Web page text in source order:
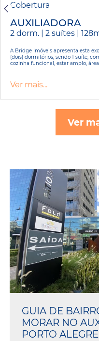
Cobertura
AUXILIADORA
2 dorm. | 2 suítes |
A Bridge Imóveis apresenta esta
(dois) dormitórios, sendo 1 suíte,
cozinha funcional, estar amplo, área
Ver mais...
Ver
GUIA DE
MORAR NO
PORTO ALEGRE